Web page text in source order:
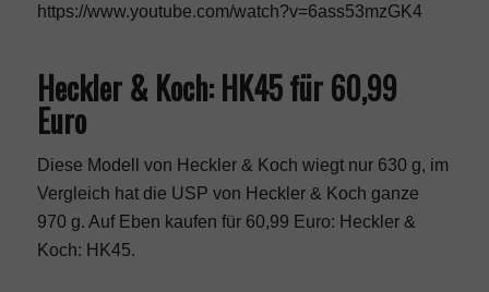
https://www.youtube.com/watch?v=6ass53mzGK4
Heckler & Koch: HK45 für 60,99
Euro
Diese Modell von Heckler & Koch wiegt nur 630 g, im
Vergleich hat die USP von Heckler & Koch ganze
970 g. Auf Eben kaufen für 60,99 Euro: Heckler &
Koch: HK45.